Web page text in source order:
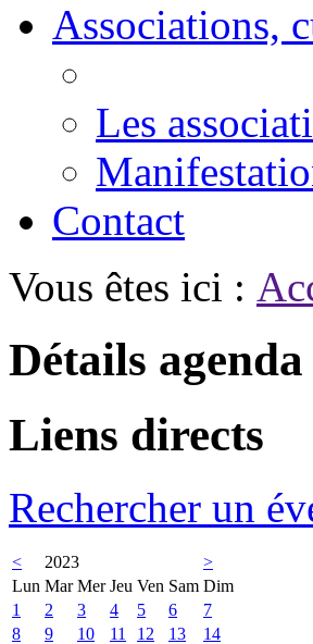
Associations,
Les
Contact
Vous êtes ici :
Détails agenda
Liens directs
Rechercher un
< 2023
>
Lun Mar Mer Jeu Ven Sam Dim
1
2 3 4 5 6
7
8
9 10 11 12 13
14